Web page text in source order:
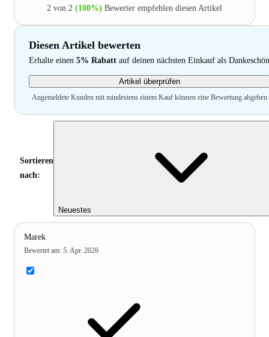
2 von 2 (100%) Bewerter empfehlen diesen Artikel
Diesen Artikel bewerten
Erhalte einen 5% Rabatt auf deinen nächsten Einkauf als Dankeschön
Artikel überprüfen
Angemeldete Kunden mit mindestens einem Kauf können eine Bewertung abgeben
Sortieren
nach:
Neuestes
Marek
Bewertet am: 5. Apr. 2026